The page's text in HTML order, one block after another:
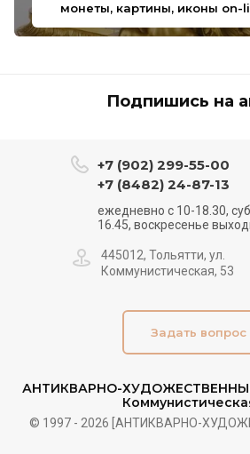
монеты, картины, иконы on-
Подпишись на
АНТИКВАРНО-
© 1997 - 2026 [АНТИКВАРНО-
+7 (902) 299-55-00
+7 (8482) 24-87-13
ежедневно с 10-18.30,
16.45, воскресенье
445012, Тольятти, ул.
Коммунистическая, 53
Задать вопрос